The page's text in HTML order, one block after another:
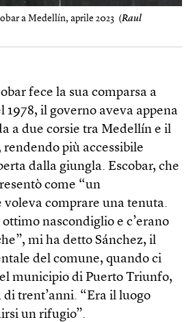
a Medellín, aprile 2023 (Raul
fece la sua comparsa a
1978, il governo aveva appena
a due corsie tra Medellín e il
più accessibile
dalla giungla. Escobar, che
come “un
comprare una tenuta.
nascondiglio e c’erano
mi ha detto Sánchez, il
del comune, quando ci
municipio di Puerto Triunfo,
trent’anni. “Era il luogo
un rifugio”.